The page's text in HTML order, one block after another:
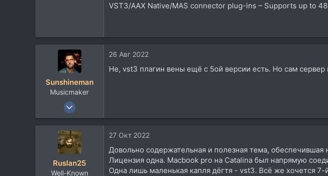
50
VST3/AAX Native/MAS connector plug-ins – Supports up to
Sunshineman
Musicmaker
22 Июн 2005
1.780
26 Авг 2022
Не, vst3 плагин вены ещё с 5ой версии есть. Но сам
Ruslan25
Well-Known
27 Окт 2022
Довольно содержательная и полезная тема, обеспечившая
Лицензия одна. Macbook pro на Catalina был напрямую
Одна лишь маленькая капля дёгтя - vst3. Всё же хочется 7-